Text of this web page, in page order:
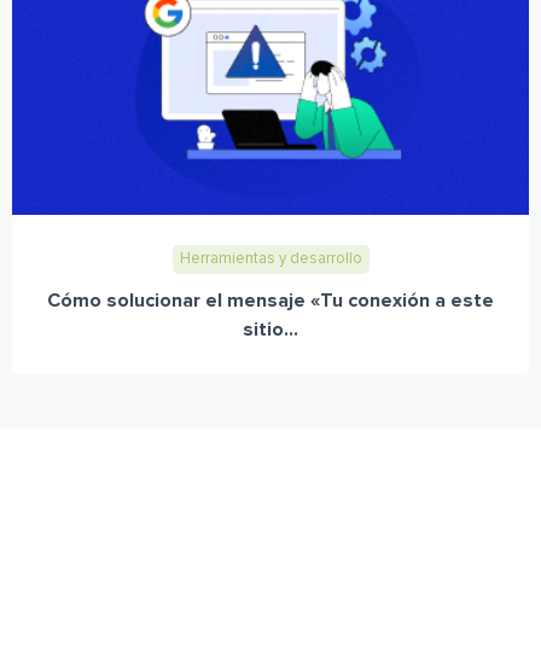
Herramientas y desarrollo
Cómo solucionar el mensaje «Tu conexión a este
sitio...